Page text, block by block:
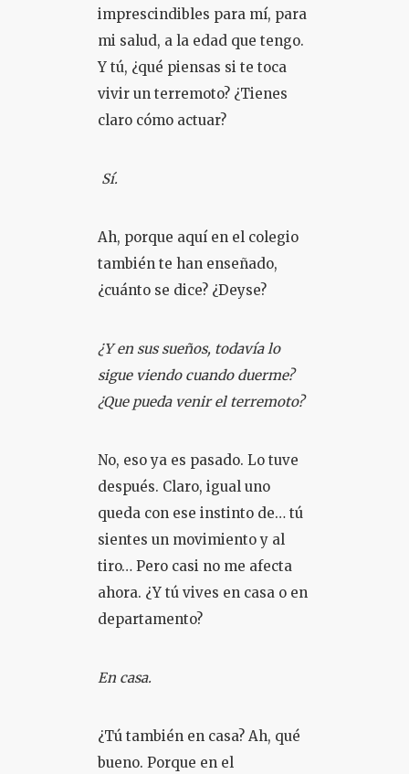
imprescindibles para mí, para
mi salud, a la edad que tengo.
Y tú, ¿qué piensas si te toca
vivir un terremoto? ¿Tienes
claro cómo actuar?
Sí.
Ah, porque aquí en el colegio
también te han enseñado,
¿cuánto se dice? ¿Deyse?
¿Y en sus sueños, todavía lo
sigue viendo cuando duerme?
¿Que pueda venir el terremoto?
No, eso ya es pasado. Lo tuve
después. Claro, igual uno
queda con ese instinto de… tú
sientes un movimiento y al
tiro… Pero casi no me afecta
ahora. ¿Y tú vives en casa o en
departamento?
En casa.
¿Tú también en casa? Ah, qué
bueno. Porque en el